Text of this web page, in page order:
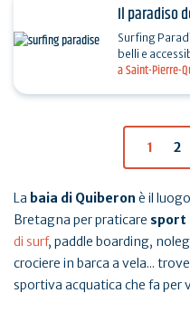
a Saint-Pierre-
Il paradiso
Surfing
belli e
1 2
La baia di Quiberon è il
Bretagna per praticare sport
di surf, paddle boarding,
crociere in barca a vela...
sportiva acquatica che fa per